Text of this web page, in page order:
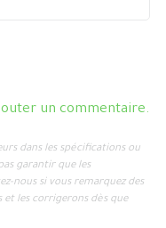
un commentaire.
dans les spécifications ou
garantir que les
nous si vous remarquez des
et les corrigerons dès que